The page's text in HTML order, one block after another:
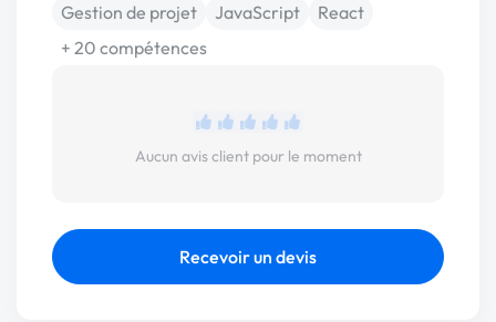
Gestion de projet
JavaScript
React
+ 20 compétences
Aucun avis client pour le moment
Recevoir un devis